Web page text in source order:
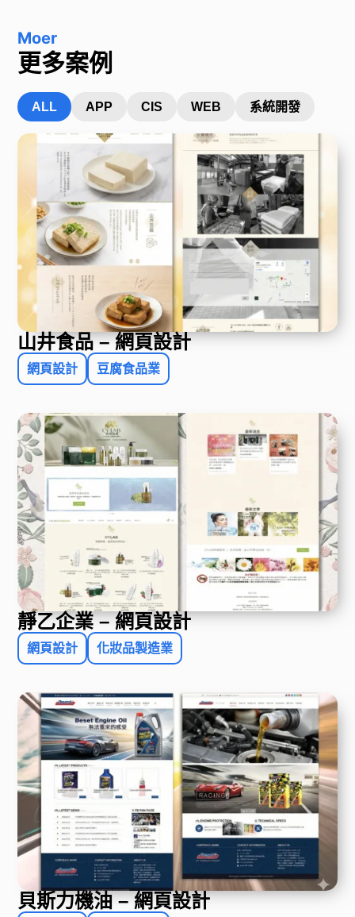
Moer
更多案例
APP CIS WEB 系統開發
ALL
山井食品 – 網頁設計
網頁設計 豆腐食品業
靜乙企業 – 網頁設計
網頁設計 化妝品製造業
貝斯力機油 – 網頁設計